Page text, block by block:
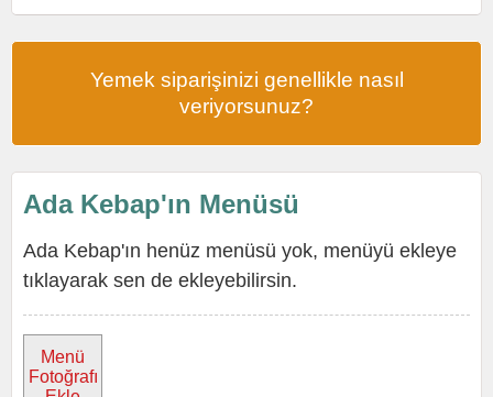
Yemek siparişinizi genellikle nasıl
veriyorsunuz?
Ada Kebap'ın Menüsü
Ada Kebap'ın henüz menüsü yok, menüyü ekleye
tıklayarak sen de ekleyebilirsin.
Menü
Fotoğrafı